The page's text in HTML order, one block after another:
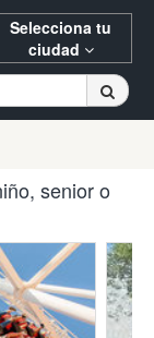
Selecciona tu
ciudad
senior o